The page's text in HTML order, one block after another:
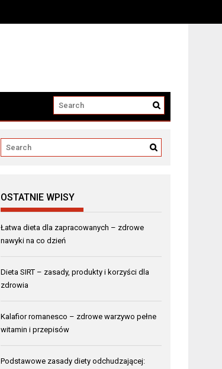
OSTATNIE WPISY
Łatwa dieta dla zapracowanych – zdrowe
nawyki na co dzień
Dieta SIRT – zasady, produkty i korzyści dla
zdrowia
Kalafior romanesco – zdrowe warzywo pełne
witamin i przepisów
Podstawowe zasady diety odchudzającej: